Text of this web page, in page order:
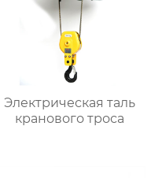
Электрическая таль
кранового троса